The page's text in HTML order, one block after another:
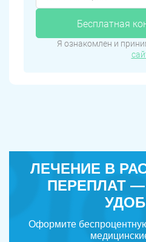
Бесплатная
Я ознакомлен и
ЛЕЧЕНИЕ В
ПЕРЕПЛАТ
Оформите